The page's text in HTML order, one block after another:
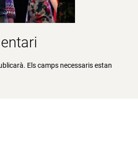
Els camps necessaris estan